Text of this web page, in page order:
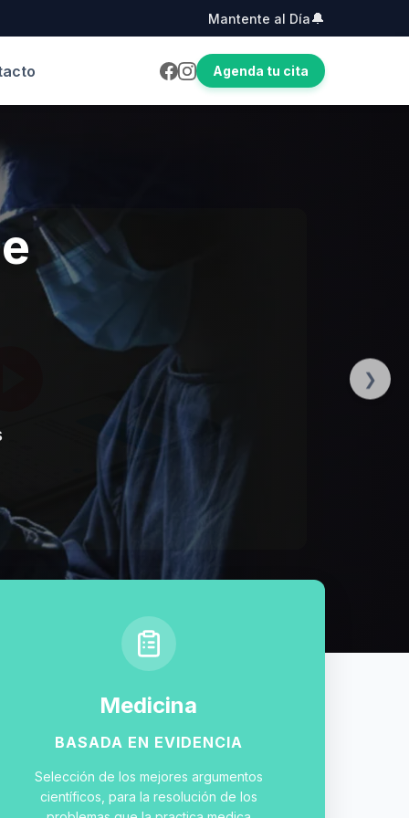
Mantente al Día🔔
Agenda tu cita
❯
Medicina
BASADA EN EVIDENCIA
Selección de los mejores argumentos
científicos, para la resolución de los